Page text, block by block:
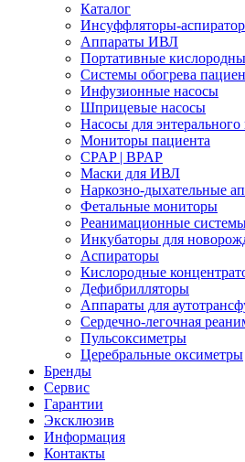
Каталог
Инсуффляторы-
Аппараты ИВЛ
Портативные
Системы обогрева
Инфузионные насосы
Шприцевые насосы
Насосы для энтерального
Мониторы пациента
CPAP | BPAP
Маски для ИВЛ
Наркозно-дыхательные
Фетальные мониторы
Реанимационные
Инкубаторы для
Аспираторы
Кислородные
Дефибрилляторы
Аппараты для
Сердечно-легочная
Пульсоксиметры
Церебральные оксиметры
Бренды
Сервис
Гарантии
Эксклюзив
Информация
Контакты